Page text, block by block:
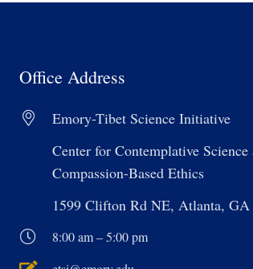
Office Address
Emory-Tibet Science Initiative
Center for Contemplative Science
Compassion-Based Ethics
1599 Clifton Rd NE, Atlanta, GA
8:00 am – 5:00 pm